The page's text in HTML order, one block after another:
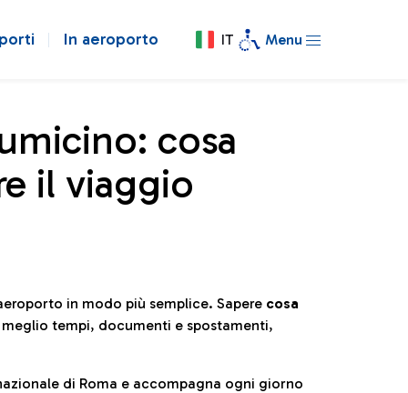
In aeroporto IT Menu
cosa
il viaggio
in modo più semplice. Sapere cosa
tempi, documenti e spostamenti,
di Roma e accompagna ogni giorno